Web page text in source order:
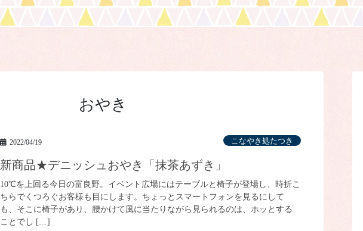
おやき
2022/04/19 こなやき処たつき
新商品★デニッシュおやき「抹茶あずき」
10℃を上回る今日の富良野。イベント広場にはテーブルと椅子が登場し、時折こ
ちらでくつろぐお客様も目にします。ちょっとスマートフォンを見るにして
も、そこに椅子があり、腰かけて風に当たりながら見られるのは、ホッとする
ことでし […]